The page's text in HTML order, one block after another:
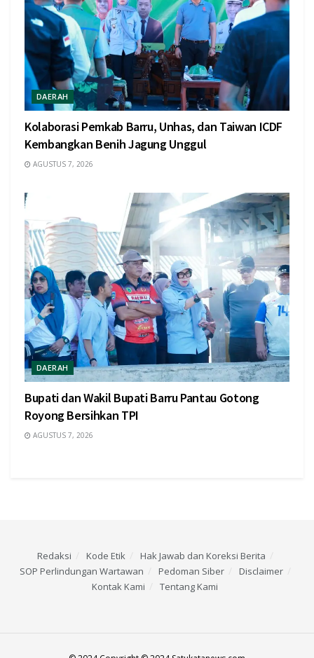
DAERAH
Kolaborasi Pemkab Barru, Unhas, dan Taiwan ICDF
Kembangkan Benih Jagung Unggul
AGUSTUS 7, 2026
DAERAH
Bupati dan Wakil Bupati Barru Pantau Gotong
Royong Bersihkan TPI
AGUSTUS 7, 2026
Redaksi Kode Etik
Hak Jawab dan Koreksi Berita
SOP Perlindungan Wartawan
Pedoman Siber
Disclaimer
Kontak Kami
Tentang Kami